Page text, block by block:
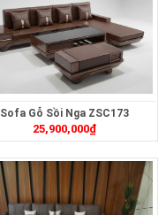
Sofa Gỗ Sồi Nga ZSC173
25,900,000₫